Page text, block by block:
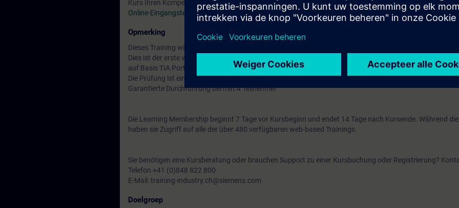
Kurs Ihren Kompetenzen entspricht.
Online-Eingangstest TIA-PRO1 .
Opmerking
Dieses Training wird auf Basis SIMATIC S7-1500 und der Software SIMATIC STEP 7 auf Basis TIA Portal
Dies ist der erste von drei Kursen, der Sie auf den Abschluss als "Automatisierungstechniker/in
auf Basis TIA Portal" vorbereitet.
Die Prüfung ist ein Modul des "SITRAIN Certification Program".
Garantierte Durchführung bei min.4 Teilnehmer
Die Learning Membership beginnt 7 Tage vor Kursbeginn und endet 14 Tage nach Kursende. Während
haben sie Zugriff auf alle der über 480 verfügbaren web-based Trainings.
Sie benötigen eine Kursberatung oder brauchen Support zu einer Kursbuchung oder Registrierung?
Telefon +41 (0)848 822 800
E-Mail: training-industry.ch@siemens.com
Doelgroep